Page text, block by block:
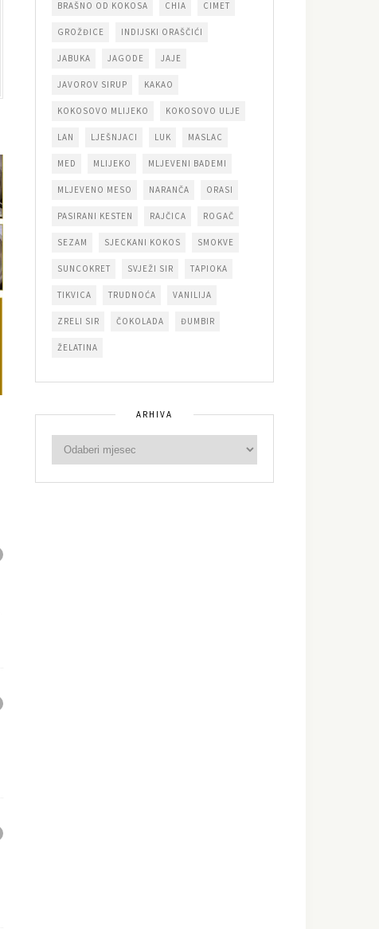
BRAŠNO OD KOKOSA CHIA CIMET
GROŽĐICE INDIJSKI ORAŠČIĆI
JABUKA JAGODE JAJE
JAVOROV SIRUP KAKAO
KOKOSOVO MLIJEKO KOKOSOVO ULJE
LAN LJEŠNJACI LUK MASLAC
MED MLIJEKO MLJEVENI BADEMI
MLJEVENO MESO NARANČA ORASI
PASIRANI KESTEN RAJČICA ROGAČ
SEZAM SJECKANI KOKOS SMOKVE
SUNCOKRET SVJEŽI SIR TAPIOKA
TIKVICA TRUDNOĆA VANILIJA
ZRELI SIR ČOKOLADA ĐUMBIR
ŽELATINA
ARHIVA